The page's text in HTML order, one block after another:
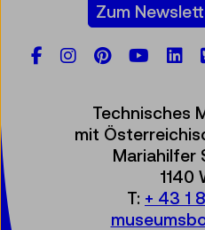
Zum
Facebook
Instagram
Technisches
mit
Mariahilfer
1140
T: + 43 1